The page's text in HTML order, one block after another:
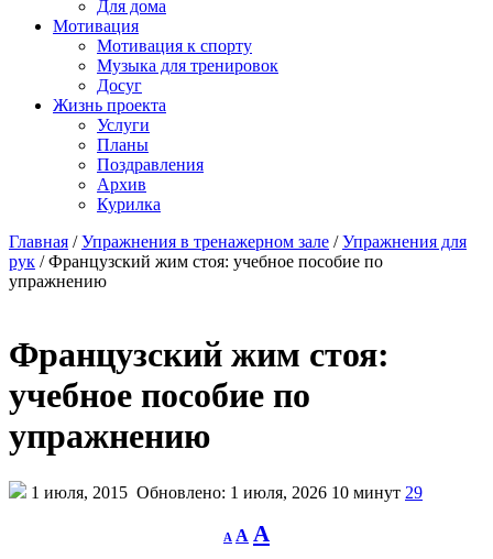
Для дома
Мотивация
Мотивация к спорту
Музыка для тренировок
Досуг
Жизнь проекта
Услуги
Планы
Поздравления
Архив
Курилка
Главная / Упражнения в тренажерном зале / Упражнения для
рук / Французский жим стоя: учебное пособие по
упражнению
Французский жим стоя:
учебное пособие по
упражнению
1 июля, 2015 Обновлено: 1 июля, 2026 10 минут 29
A
Decrease
font
A Reset
font
A